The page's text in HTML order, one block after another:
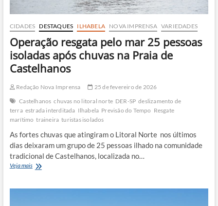
CIDADES DESTAQUES ILHABELA NOVA IMPRENSA VARIEDADES
Operação resgata pelo mar 25 pessoas
isoladas após chuvas na Praia de
Castelhanos
Redação Nova Imprensa
25 de fevereiro de 2026
Castelhanos chuvas no litoral norte DER-SP deslizamento de
terra estrada interditada Ilhabela Previsão do Tempo Resgate
marítimo traineira turistas isolados
As fortes chuvas que atingiram o Litoral Norte nos últimos
dias deixaram um grupo de 25 pessoas ilhado na comunidade
tradicional de Castelhanos, localizada no…
Veja maisOperação